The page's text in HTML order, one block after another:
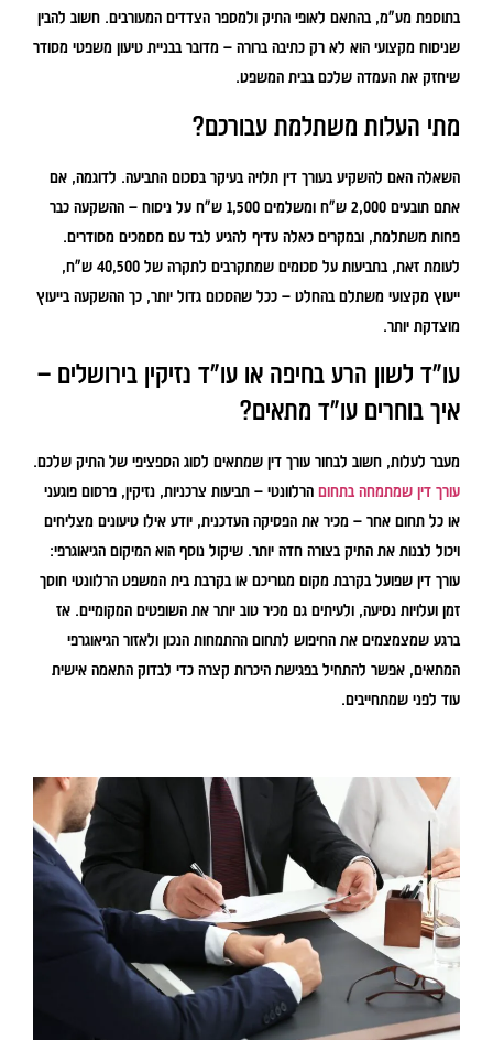
בתוספת מע"מ, בהתאם לאופי התיק ולמספר הצדדים המעורבים. חשוב להבין
שניסוח מקצועי הוא לא רק כתיבה ברורה – מדובר בבניית טיעון משפטי מסודר
שיחזק את העמדה שלכם בבית המשפט.
מתי העלות משתלמת עבורכם?
השאלה האם להשקיע בעורך דין תלויה בעיקר בסכום התביעה. לדוגמה, אם
אתם תובעים 2,000 ש"ח ומשלמים 1,500 ש"ח על ניסוח – ההשקעה כבר
פחות משתלמת, ובמקרים כאלה עדיף להגיע לבד עם מסמכים מסודרים.
לעומת זאת, בתביעות על סכומים שמתקרבים לתקרה של 40,500 ש"ח,
ייעוץ מקצועי משתלם בהחלט – ככל שהסכום גדול יותר, כך ההשקעה בייעוץ
מוצדקת יותר.
עו"ד לשון הרע בחיפה או עו"ד נזיקין בירושלים –
איך בוחרים עו"ד מתאים?
מעבר לעלות, חשוב לבחור עורך דין שמתאים לסוג הספציפי של התיק שלכם.
עורך דין שמתמחה בתחום הרלוונטי – תביעות צרכניות, נזיקין, פרסום פוגעני
או כל תחום אחר – מכיר את הפסיקה העדכנית, יודע אילו טיעונים מצליחים
ויכול לבנות את התיק בצורה חדה יותר. שיקול נוסף הוא המיקום הגיאוגרפי:
עורך דין שפועל בקרבת מקום מגוריכם או בקרבת בית המשפט הרלוונטי חוסך
זמן ועלויות נסיעה, ולעיתים גם מכיר טוב יותר את השופטים המקומיים. אז
ברגע שמצמצמים את החיפוש לתחום ההתמחות הנכון ולאזור הגיאוגרפי
המתאים, אפשר להתחיל בפגישת היכרות קצרה כדי לבדוק התאמה אישית
עוד לפני שמתחייבים.